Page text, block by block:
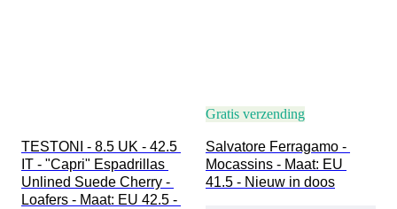
TESTONI - 8.5 UK - 42.5
IT - "Capri" Espadrillas
Unlined Suede Cherry -
Loafers - Maat: EU 42.5 -
Gratis verzending
Salvatore Ferragamo -
Mocassins - Maat: EU
41.5 - Nieuw in doos